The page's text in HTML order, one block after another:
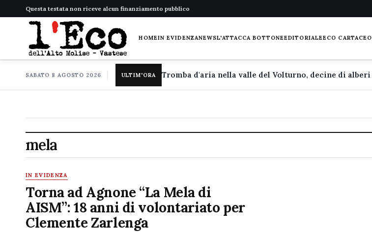
Questa testata non riceve alcun finanziamento pubblico
HOMEIN EVIDENZANEWSL'ATTACCA BOTTONEEDITORIALEECO CARTACEO
SABATO 8 AGOSTO 2026 ULTIM'ORA
mela
IN EVIDENZA
Torna ad Agnone “La Mela di
AISM”: 18 anni di volontariato per
Clemente Zarlenga